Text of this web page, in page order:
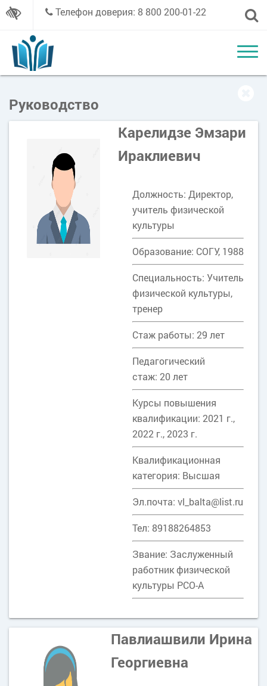
Телефон доверия: 8 800 200-01-22
Руководство
Карелидзе Эмзари
Ираклиевич
Должность: Директор,
учитель физической
культуры
Образование: СОГУ, 1988
Специальность: Учитель
физической культуры,
тренер
Стаж работы: 29 лет
Педагогический
стаж: 20 лет
Курсы повышения
квалификации: 2021 г.,
2022 г., 2023 г.
Квалификационная
категория: Высшая
Эл.почта: vl_balta@list.ru
Тел: 89188264853
Звание: Заслуженный
работник физической
культуры РСО-А
Павлиашвили Ирина
Георгиевна